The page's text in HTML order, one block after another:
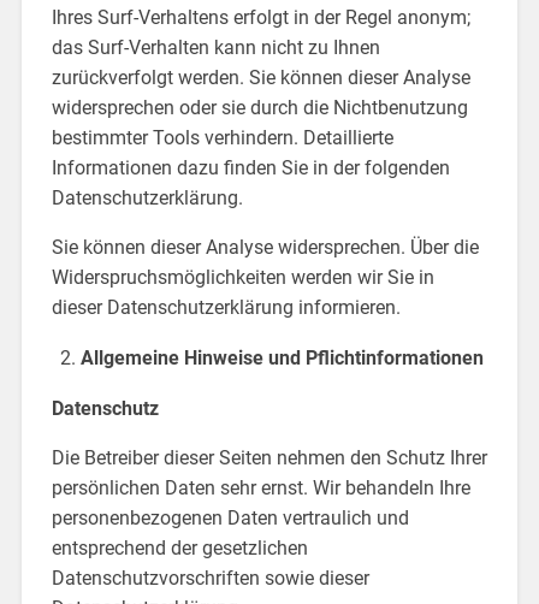
Ihres Surf-Verhaltens erfolgt in der Regel anonym;
das Surf-Verhalten kann nicht zu Ihnen
zurückverfolgt werden. Sie können dieser Analyse
widersprechen oder sie durch die Nichtbenutzung
bestimmter Tools verhindern. Detaillierte
Informationen dazu finden Sie in der folgenden
Datenschutzerklärung.
Sie können dieser Analyse widersprechen. Über die
Widerspruchsmöglichkeiten werden wir Sie in
dieser Datenschutzerklärung informieren.
Allgemeine Hinweise und Pflichtinformationen
Datenschutz
Die Betreiber dieser Seiten nehmen den Schutz Ihrer
persönlichen Daten sehr ernst. Wir behandeln Ihre
personenbezogenen Daten vertraulich und
entsprechend der gesetzlichen
Datenschutzvorschriften sowie dieser